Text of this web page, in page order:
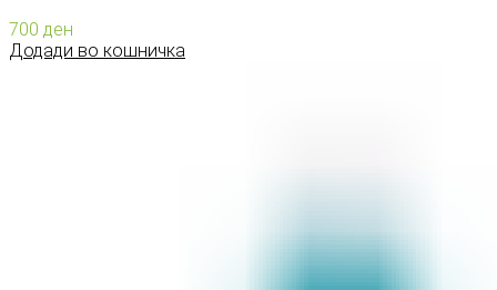
700 ден
Додади во кошничка